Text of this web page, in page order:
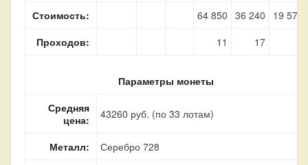
Стоимость:
64 850 36 240
19 570
Проходов:
11 17
Параметры монеты
Средняя
цена:
43260 руб. (по 33 лотам)
Металл:
Серебро 728